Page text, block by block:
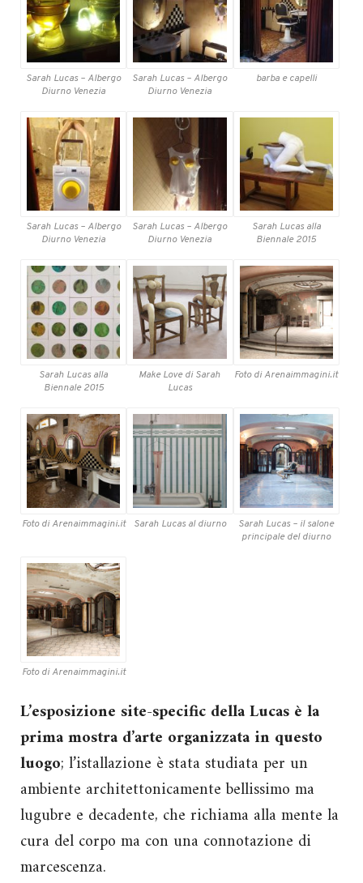
Sarah Lucas – Albergo
Diurno Venezia
Sarah Lucas – Albergo
Diurno Venezia
barba e capelli
Sarah Lucas – Albergo
Diurno Venezia
Sarah Lucas – Albergo
Diurno Venezia
Sarah Lucas alla
Biennale 2015
Sarah Lucas alla
Biennale 2015
Make Love di Sarah
Lucas
Foto di Arenaimmagini.it
Foto di Arenaimmagini.it Sarah Lucas al diurno
Sarah Lucas – il salone
principale del diurno
Foto di Arenaimmagini.it
L’esposizione site-specific della Lucas è la
prima mostra d’arte organizzata in questo
luogo; l’istallazione è stata studiata per un
ambiente architettonicamente bellissimo ma
lugubre e decadente, che richiama alla mente la
cura del corpo ma con una connotazione di
marcescenza.